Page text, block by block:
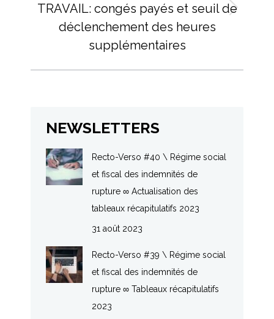
Onglet
suivant
TRAVAIL: congés payés et seuil de
déclenchement des heures
supplémentaires
NEWSLETTERS
Recto-Verso #40 \ Régime social
et fiscal des indemnités de
rupture ∞ Actualisation des
tableaux récapitulatifs 2023
31 août 2023
Recto-Verso #39 \ Régime social
et fiscal des indemnités de
rupture ∞ Tableaux récapitulatifs
2023